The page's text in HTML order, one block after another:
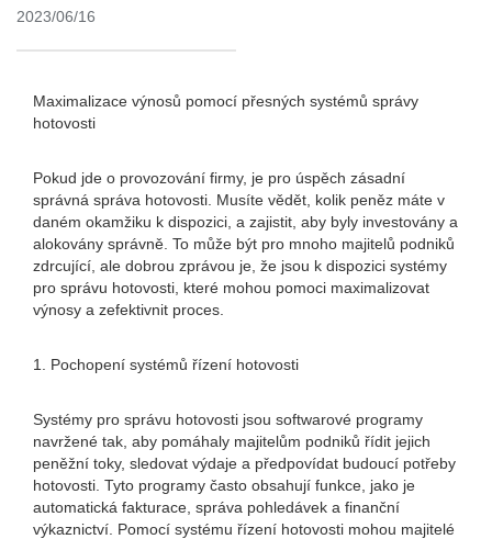
2023/06/16
Maximalizace výnosů pomocí přesných systémů správy
hotovosti
Pokud jde o provozování firmy, je pro úspěch zásadní
správná správa hotovosti. Musíte vědět, kolik peněz máte v
daném okamžiku k dispozici, a zajistit, aby byly investovány a
alokovány správně. To může být pro mnoho majitelů podniků
zdrcující, ale dobrou zprávou je, že jsou k dispozici systémy
pro správu hotovosti, které mohou pomoci maximalizovat
výnosy a zefektivnit proces.
1. Pochopení systémů řízení hotovosti
Systémy pro správu hotovosti jsou softwarové programy
navržené tak, aby pomáhaly majitelům podniků řídit jejich
peněžní toky, sledovat výdaje a předpovídat budoucí potřeby
hotovosti. Tyto programy často obsahují funkce, jako je
automatická fakturace, správa pohledávek a finanční
výkaznictví. Pomocí systému řízení hotovosti mohou majitelé